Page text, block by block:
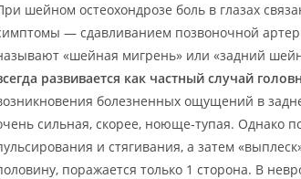
шейном остеохондрозе боль в глазах
— сдавливанием позвоночной
«шейная мигрень» или «задний
развивается как частный случай
болезненных ощущений в
сильная, скорее, ноюще-тупая. Однако
и стягивания, а затем
поражается только 1 сторона. В